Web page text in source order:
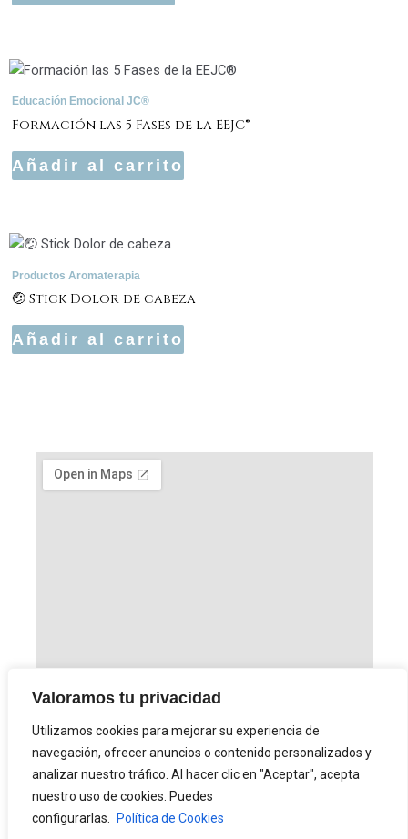
Valoramos tu privacidad
Utilizamos cookies para mejorar su experiencia de
navegación, ofrecer anuncios o contenido personalizados y
analizar nuestro tráfico. Al hacer clic en "Aceptar", acepta
nuestro uso de cookies. Puedes
configurarlas.
Política de Cookies
Educación Emocional JC®
Formación las 5 Fases de la EEJC®
Añadir al carrito
Productos Aromaterapia
🤕 Stick Dolor de cabeza
Añadir al carrito
F
a
c
e
b
o
o
k
-
Aromaterapia Integral a tu alcance. Ofrecemos
una selección exclusiva de productos de
aromaterapia y cuidado personal, formulados
con ingredientes naturales de alta calidad.